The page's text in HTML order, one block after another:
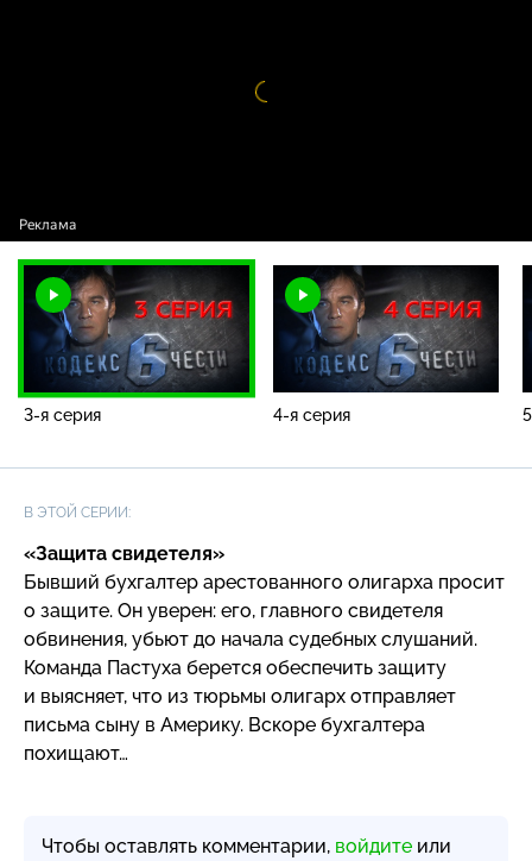
Видео
3-я серия 4-я серия
В ЭТОЙ СЕРИИ:
«Защита свидетеля»
Бывший бухгалтер арестованного олигарха просит
о защите. Он уверен: его, главного свидетеля
обвинения, убьют до начала судебных слушаний.
Команда Пастуха берется обеспечить защиту
и выясняет, что из тюрьмы олигарх отправляет
письма сыну в Америку. Вскоре бухгалтера
похищают…
Чтобы оставлять комментарии, войдите или